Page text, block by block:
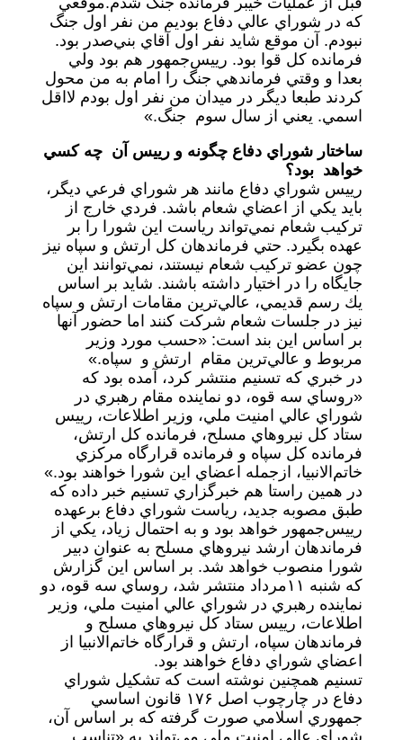
كه در شوراي عالي دفاع بوديم من نفر اول جنگ
نبودم. آن موقع شايد نفر اول آقاي بني‌صدر بود.
فرمانده كل قوا بود. رييس‌جمهور هم بود ولي
بعدا و وقتي فرماندهي جنگ را امام به من محول
كردند طبعا ديگر در ميدان من نفر اول بودم لااقل
اسمي. يعني از سال سوم جنگ.»
ساختار شوراي دفاع چگونه و رييس آن چه كسي
خواهد بود؟
رييس شوراي دفاع مانند هر شوراي فرعي ديگر،
بايد يكي از اعضاي شعام باشد. فردي خارج از
تركيب شعام نمي‌تواند رياست اين شورا را بر
عهده بگيرد. حتي فرماندهان كل ارتش و سپاه نيز
چون عضو تركيب شعام نيستند، نمي‌توانند اين
جايگاه را در اختيار داشته باشند. شايد بر اساس
يك رسم قديمي، عالي‌ترين مقامات ارتش و سپاه
نيز در جلسات شعام شركت كنند اما حضور آنها
بر اساس اين بند است: «حسب‌ مورد وزير
مربوط و عالي‌ترين‌ مقام‌ ارتش‌ و سپاه.»
در خبري كه تسنيم منتشر كرد، آمده بود كه
«روساي سه قوه، دو نماينده مقام رهبري در
شوراي عالي امنيت ملي، وزير اطلاعات، رييس
ستاد كل نيروهاي مسلح، فرمانده كل ارتش،
فرمانده كل سپاه و فرمانده قرارگاه مركزي
خاتم‌الانبيا، ازجمله اعضاي اين شورا خواهند بود.»
در همين راستا هم خبرگزاري تسنيم خبر داده كه
طبق مصوبه جديد، رياست شوراي دفاع برعهده
رييس‌جمهور خواهد بود و به احتمال زياد، يكي از
فرماندهان ارشد نيروهاي مسلح به عنوان دبير
شورا منصوب خواهد شد. بر اساس اين گزارش
كه شنبه ۱۱‌مرداد منتشر شد، روساي سه قوه، دو
نماينده رهبري در شوراي عالي امنيت ملي، وزير
اطلاعات، رييس ستاد كل نيروهاي مسلح و
فرماندهان سپاه، ارتش و قرارگاه خاتم‌الانبيا از
اعضاي شوراي دفاع خواهند بود.
تسنيم همچنين نوشته است كه تشكيل شوراي
دفاع در چارچوب اصل ۱۷۶ قانون اساسي
جمهوري اسلامي صورت گرفته كه بر اساس آن،
شوراي عالي امنيت ملي مي‌تواند به «تناسب